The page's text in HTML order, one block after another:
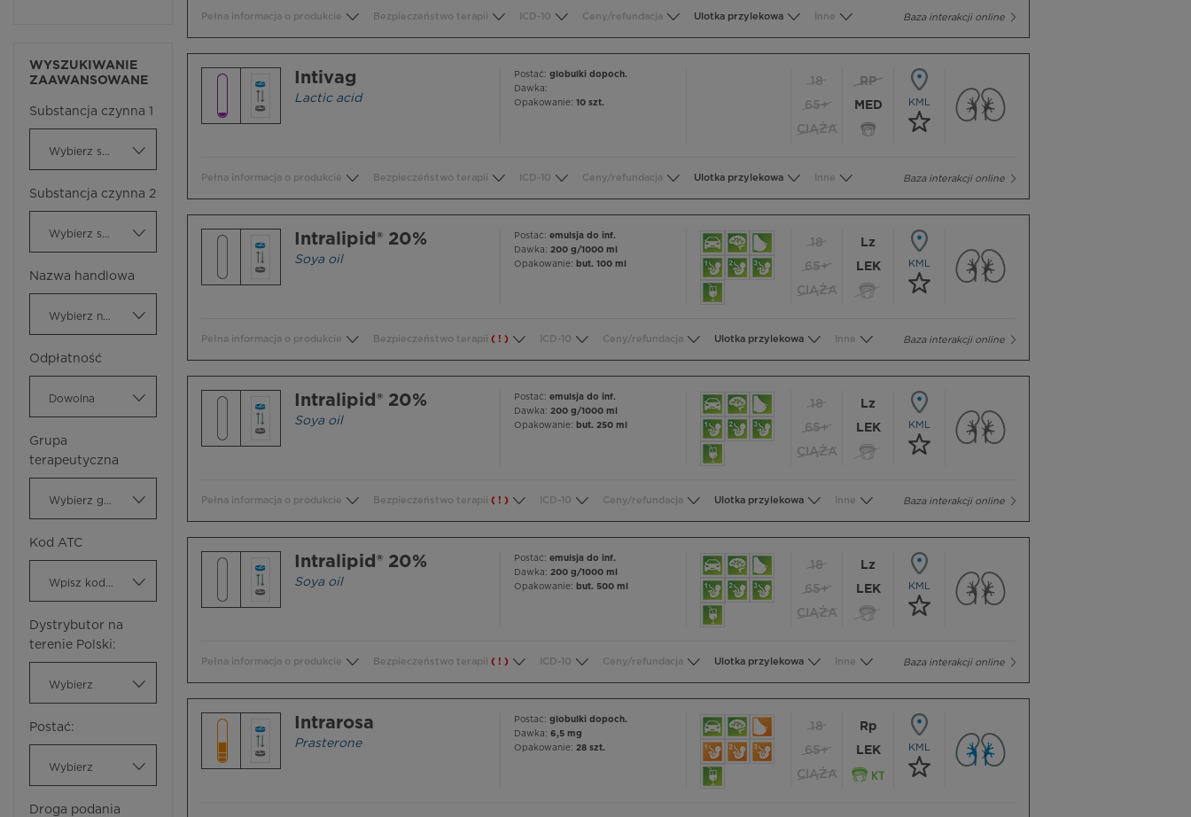
WYSZUKIWANIE
ZAAWANSOWANE
Substancja czynna 1
Substancja czynna 2
Nazwa handlowa
Odpłatność
Dowolna
Grupa
terapeutyczna
Kod ATC
Dystrybutor na
terenie Polski:
Wybierz
Postać:
Wybierz
Droga podania
Baza interakcji online
Pełna informacja o produkcie Bezpieczeństwo terapii ICD-10 Ceny/refundacja Ulotka przylekowa Inne
Intivag
Lactic acid
Postać: globulki dopoch.
Dawka:
Opakowanie: 10 szt.
18
65+
CIĄŻA
RP
MED
KML
Baza interakcji online
Pełna informacja o produkcie Bezpieczeństwo terapii ICD-10 Ceny/refundacja Ulotka przylekowa Inne
Intralipid® 20%
Soya oil
Postać: emulsja do inf.
Dawka: 200 g/1000 ml
Opakowanie: but. 100 ml
18
65+
CIĄŻA
Lz
LEK
KML
Baza interakcji online
Pełna informacja o produkcie Bezpieczeństwo terapii ( ! ) ICD-10 Ceny/refundacja Ulotka przylekowa Inne
Intralipid® 20%
Soya oil
Postać: emulsja do inf.
Dawka: 200 g/1000 ml
Opakowanie: but. 250 ml
18
65+
CIĄŻA
Lz
LEK
KML
Baza interakcji online
Pełna informacja o produkcie Bezpieczeństwo terapii ( ! ) ICD-10 Ceny/refundacja Ulotka przylekowa Inne
Intralipid® 20%
Soya oil
Postać: emulsja do inf.
Dawka: 200 g/1000 ml
Opakowanie: but. 500 ml
18
65+
CIĄŻA
Lz
LEK
KML
Baza interakcji online
Pełna informacja o produkcie Bezpieczeństwo terapii ( ! ) ICD-10 Ceny/refundacja Ulotka przylekowa Inne
Intrarosa
Prasterone
Postać: globulki dopoch.
Dawka: 6,5 mg
Opakowanie: 28 szt.
18
65+
CIĄŻA
Rp
LEK
KML